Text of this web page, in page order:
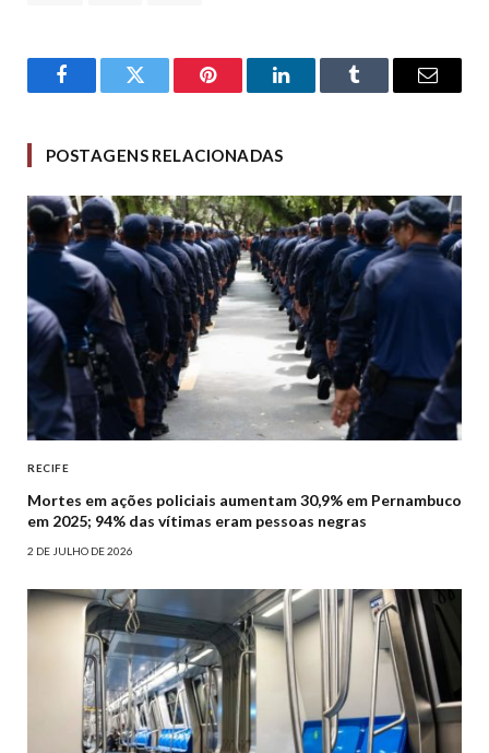
FacebookTwitter Pinterest LinkedInTumblr Email
POSTAGENS RELACIONADAS
RECIFE
Mortes em ações policiais aumentam 30,9% em Pernambuco
em 2025; 94% das vítimas eram pessoas negras
2 DE JULHO DE 2026